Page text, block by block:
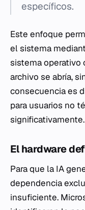
específicos.
Este enfoque
el sistema
sistema operativo
archivo se abría,
consecuencia es
para usuarios no
significativamente.
El hardware
Para que la IA
dependencia
insuficiente.